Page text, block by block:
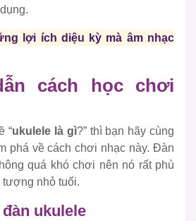
lợi ích diệu kỳ mà âm nhạc
cách học chơi
“ukulele là gì?” thì bạn hãy cùng
phá về cách chơi nhạc này. Đàn
quá khó chơi nên nó rất phù
nhỏ tuổi.
ukulele